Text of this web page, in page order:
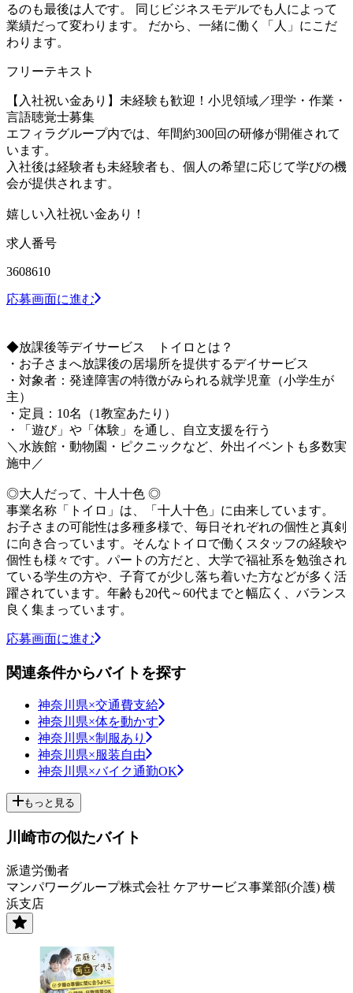
るのも最後は人です。 同じビジネスモデルでも人によって
業績だって変わります。 だから、一緒に働く「人」にこだ
わります。
フリーテキスト
【入社祝い金あり】未経験も歓迎！小児領域／理学・作業・
言語聴覚士募集
エフィラグループ内では、年間約300回の研修が開催されて
います。
入社後は経験者も未経験者も、個人の希望に応じて学びの機
会が提供されます。
嬉しい入社祝い金あり！
求人番号
3608610
応募画面に進む
◆放課後等デイサービス トイロとは？
・お子さまへ放課後の居場所を提供するデイサービス
・対象者：発達障害の特徴がみられる就学児童（小学生が
主）
・定員：10名（1教室あたり）
・「遊び」や「体験」を通し、自立支援を行う
＼水族館・動物園・ピクニックなど、外出イベントも多数実
施中／
◎大人だって、十人十色 ◎
事業名称「トイロ」は、「十人十色」に由来しています。
お子さまの可能性は多種多様で、毎日それぞれの個性と真剣
に向き合っています。そんなトイロで働くスタッフの経験や
個性も様々です。パートの方だと、大学で福祉系を勉強され
ている学生の方や、子育てが少し落ち着いた方などが多く活
躍されています。年齢も20代～60代までと幅広く、バランス
良く集まっています。
応募画面に進む
関連条件からバイトを探す
神奈川県×交通費支給
神奈川県×体を動かす
神奈川県×制服あり
神奈川県×服装自由
神奈川県×バイク通勤OK
もっと見る
川崎市の似たバイト
派遣労働者
マンパワーグループ株式会社 ケアサービス事業部(介護) 横
浜支店